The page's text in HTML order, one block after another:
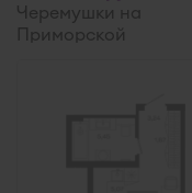
Черемушки на
Приморской